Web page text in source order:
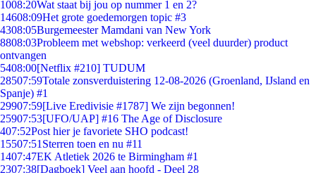
1008:20Wat staat bij jou op nummer 1 en 2?
14608:09Het grote goedemorgen topic #3
4308:05Burgemeester Mamdani van New York
8808:03Probleem met webshop: verkeerd (veel duurder) product
ontvangen
5408:00[Netflix #210] TUDUM
28507:59Totale zonsverduistering 12-08-2026 (Groenland, IJsland en
Spanje) #1
29907:59[Live Eredivisie #1787] We zijn begonnen!
25907:53[UFO/UAP] #16 The Age of Disclosure
407:52Post hier je favoriete SHO podcast!
15507:51 Sterren toen en nu #11
1407:47EK Atletiek 2026 te Birmingham #1
2307:38[Dagboek] Veel aan hoofd - Deel 28